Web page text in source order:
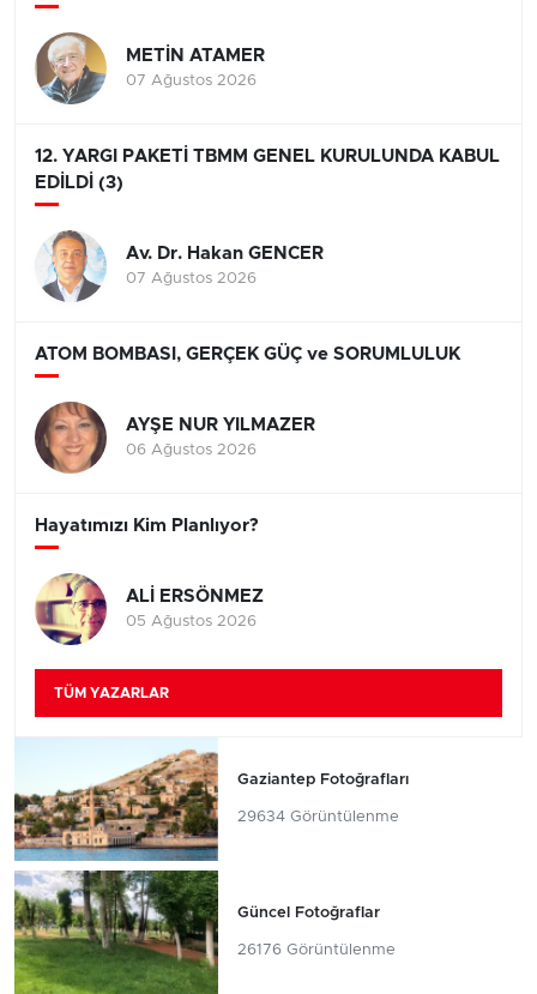
METİN ATAMER
07 Ağustos 2026
12. YARGI PAKETİ TBMM GENEL KURULUNDA KABUL
EDİLDİ (3)
Av. Dr. Hakan GENCER
07 Ağustos 2026
ATOM BOMBASI, GERÇEK GÜÇ ve SORUMLULUK
AYŞE NUR YILMAZER
06 Ağustos 2026
Hayatımızı Kim Planlıyor?
ALİ ERSÖNMEZ
05 Ağustos 2026
TÜM YAZARLAR
Gaziantep Fotoğrafları
29634 Görüntülenme
Güncel Fotoğraflar
26176 Görüntülenme